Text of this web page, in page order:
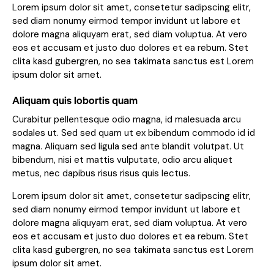
Lorem ipsum dolor sit amet, consetetur sadipscing elitr,
sed diam nonumy eirmod tempor invidunt ut labore et
dolore magna aliquyam erat, sed diam voluptua. At vero
eos et accusam et justo duo dolores et ea rebum. Stet
clita kasd gubergren, no sea takimata sanctus est Lorem
ipsum dolor sit amet.
Aliquam quis lobortis quam
Curabitur pellentesque odio magna, id malesuada arcu
sodales ut. Sed sed quam ut ex bibendum commodo id id
magna. Aliquam sed ligula sed ante blandit volutpat. Ut
bibendum, nisi et mattis vulputate, odio arcu aliquet
metus, nec dapibus risus risus quis lectus.
Lorem ipsum dolor sit amet, consetetur sadipscing elitr,
sed diam nonumy eirmod tempor invidunt ut labore et
dolore magna aliquyam erat, sed diam voluptua. At vero
eos et accusam et justo duo dolores et ea rebum. Stet
clita kasd gubergren, no sea takimata sanctus est Lorem
ipsum dolor sit amet.